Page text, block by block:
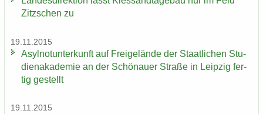
Zitz­schen zu
19.11.2015
Asyl­not­un­ter­kunft auf Frei­ge­län­de der Staat­li­chen Stu­
di­en­aka­de­mie an der Schö­nau­er Stra­ße in Leip­zig fer­
tig ge­stellt
19.11.2015